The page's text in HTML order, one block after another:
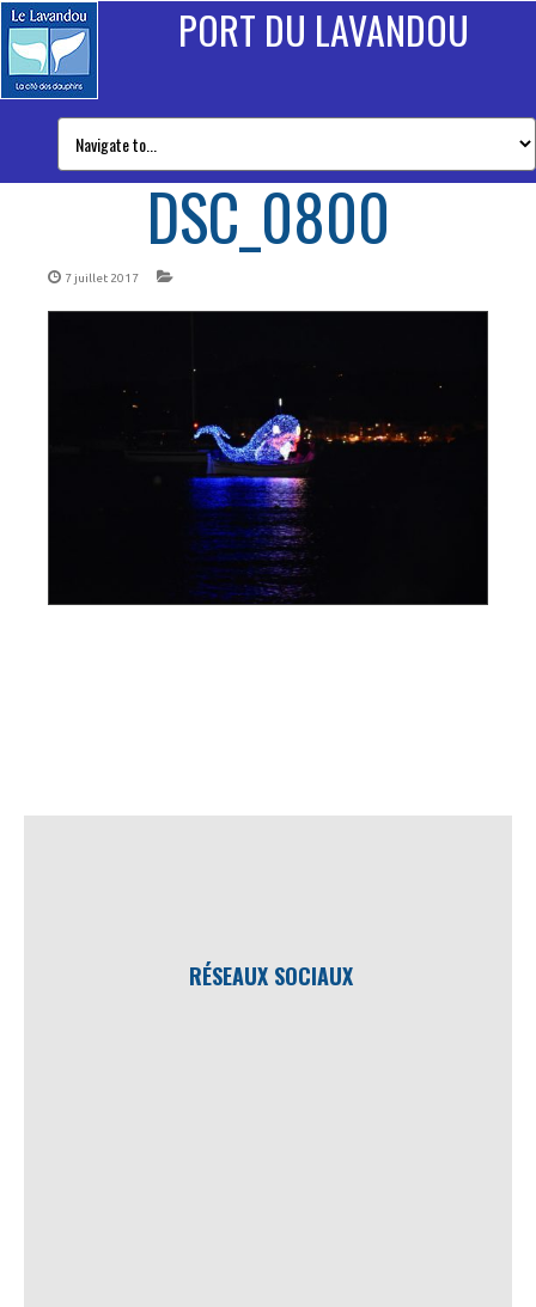
PORT DU LAVANDOU
DSC_0800
7 juillet 2017
RÉSEAUX SOCIAUX